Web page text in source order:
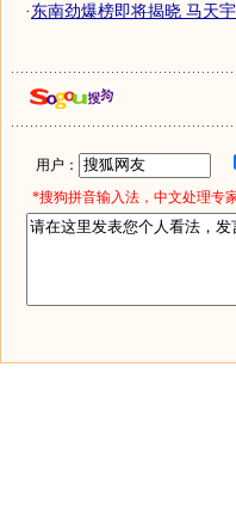
·东南劲爆榜即将揭晓 马天宇
用户：
*搜狗拼音输入法，中文处理专